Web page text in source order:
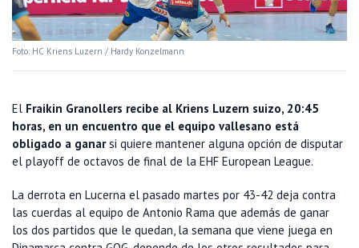
Foto: HC Kriens Luzern / Hardy Konzelmann
El Fraikin Granollers recibe al Kriens Luzern suizo, 20:45
horas, en un encuentro que el equipo vallesano está
obligado a ganarsi quiere mantener alguna opción de disputar
el playoff de octavos de final de la EHF European League.
La derrota en Lucerna el pasado martes por 43-42 deja contra
las cuerdas al equipo de Antonio Rama que además de ganar
los dos partidos que le quedan, la semana que viene juega en